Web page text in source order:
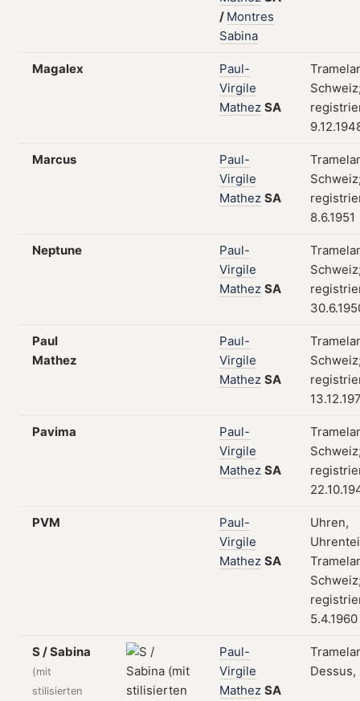
/ Montres
Sabina
Magalex
Paul-
Virgile
Mathez SA
Marcus
Paul-
Virgile
Mathez SA
8.6.1951
Neptune
Paul-
Virgile
Mathez SA
Paul
Mathez
Paul-
Virgile
Mathez SA
Pavima
Paul-
Virgile
Mathez SA
PVM
Paul-
Virgile
Mathez SA
Uhren,
5.4.1960
S / Sabina
(mit
stilisierten
Paul-
Virgile
Mathez SA